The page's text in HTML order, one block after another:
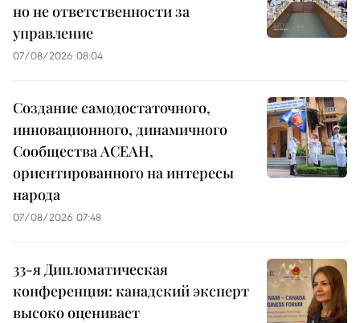
но не ответственности за
управление
07/08/2026 08:04
Создание самодостаточного,
инновационного, динамичного
Сообщества АСЕАН,
ориентированного на интересы
народа
07/08/2026 07:48
33-я Дипломатическая
конференция: канадский эксперт
высоко оценивает